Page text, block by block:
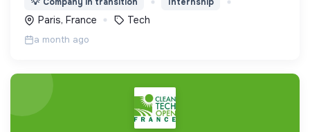
leaders de l'action contre le changement
climatique
Paris, France Tech
a month ago